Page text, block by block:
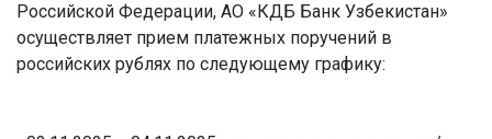
Российской Федерации, АО «КДБ Банк Узбекистан»
осуществляет прием платежных поручений в
российских рублях по следующему графику: